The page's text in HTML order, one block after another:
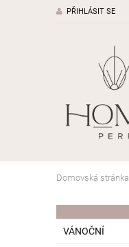
PŘIHLÁSIT SE
Domovská stránka
VÁNOČNÍ